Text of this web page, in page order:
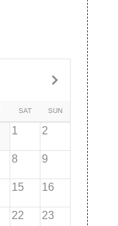
SAT SUN
1 2
8 9
15 16
22 23